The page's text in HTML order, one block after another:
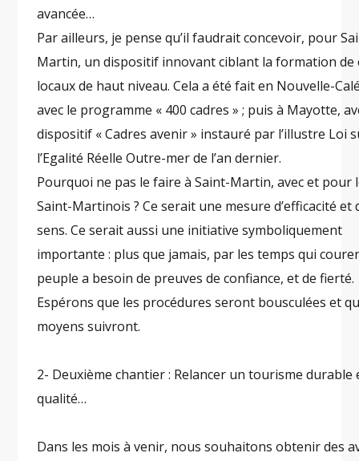
avancée…
Par ailleurs, je pense qu’il faudrait concevoir, pour
Martin, un dispositif innovant ciblant la formation de
locaux de haut niveau. Cela a été fait en Nouvelle-
avec le programme « 400 cadres » ; puis à Mayotte,
dispositif « Cadres avenir » instauré par l’illustre Loi
l’Egalité Réelle Outre-mer de l’an dernier.
Pourquoi ne pas le faire à Saint-Martin, avec et pour
Saint-Martinois ? Ce serait une mesure d’efficacité et
sens. Ce serait aussi une initiative symboliquement
importante : plus que jamais, par les temps qui
peuple a besoin de preuves de confiance, et de fierté.
Espérons que les procédures seront bousculées et
moyens suivront.
2- Deuxième chantier : Relancer un tourisme durable
qualité…
Dans les mois à venir, nous souhaitons obtenir des